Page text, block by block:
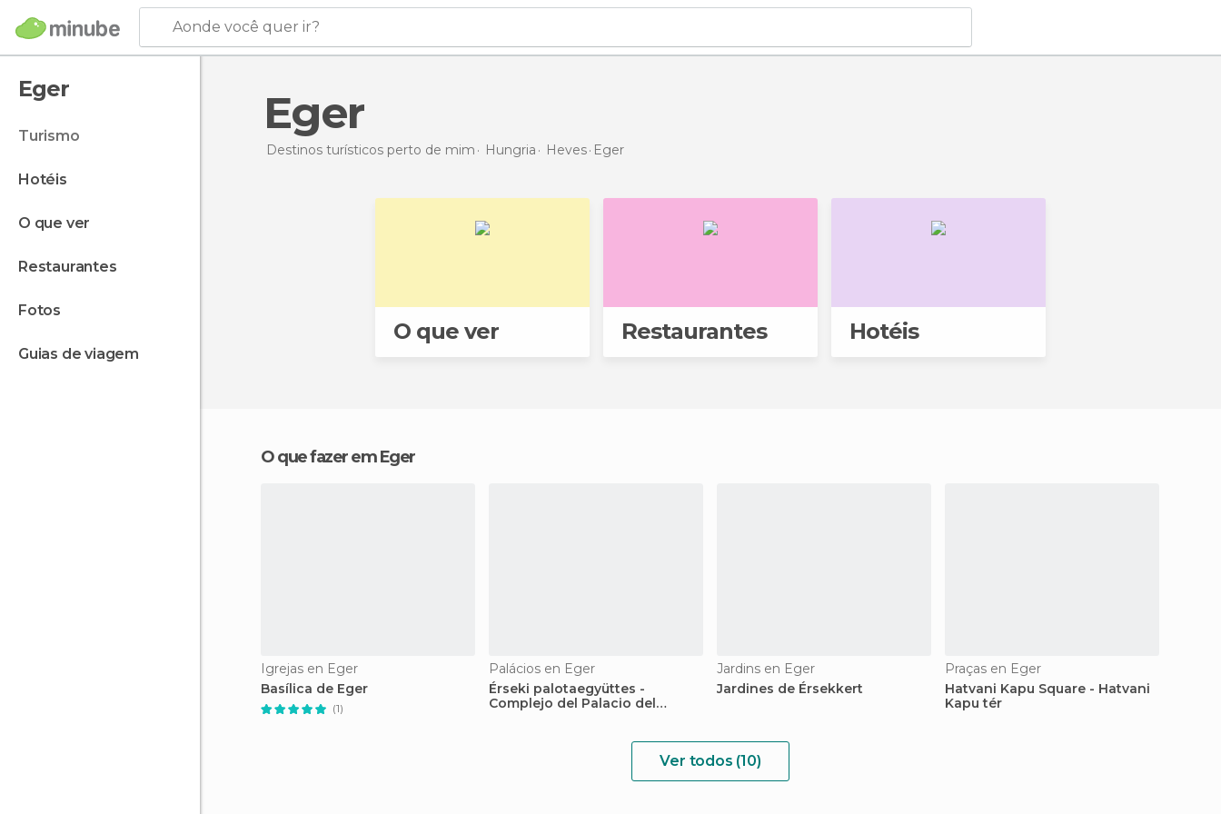
Aonde você quer ir?
Eger
turismo
hotéis
o que ver
restaurantes
fotos
guias de viagem
Eger
Destinos turísticos perto de mim Hungria Heves Eger
O que ver Restaurantes Hotéis
O que fazer em Eger
Igrejas en Eger
Basílica de Eger
(1)
Palácios en Eger
Érseki palotaegyüttes -
Complejo del Palacio del
Jardins en Eger
Jardines de Érsekkert
Praças en Eger
Hatvani Kapu Square - Hatvani
Kapu tér
Ver todos (10)